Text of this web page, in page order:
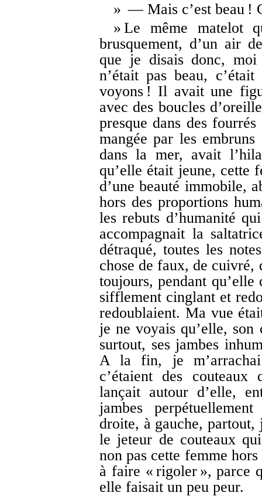
» — Mais c’est beau !
» Le même matelot
brusquement, d’un air
que je disais donc,
n’était pas beau,
voyons ! Il avait une
avec des boucles
presque dans des
mangée par les embruns
dans la mer, avait
qu’elle était jeune, cette
d’une beauté immobile,
hors des proportions
les rebuts d’humanité
accompagnait la
détraqué, toutes les
chose de faux, de cuivré,
toujours, pendant
sifflement cinglant et
redoublaient. Ma vue
je ne voyais qu’elle, son
surtout, ses jambes
A la fin, je m’arrachai
c’étaient des
lançait autour d’elle,
jambes
droite, à gauche,
le jeteur de couteaux
non pas cette femme
à faire « rigoler », parce
elle faisait un peu peur.